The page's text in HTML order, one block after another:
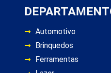
Automotivo
Brinquedos
Ferramentas